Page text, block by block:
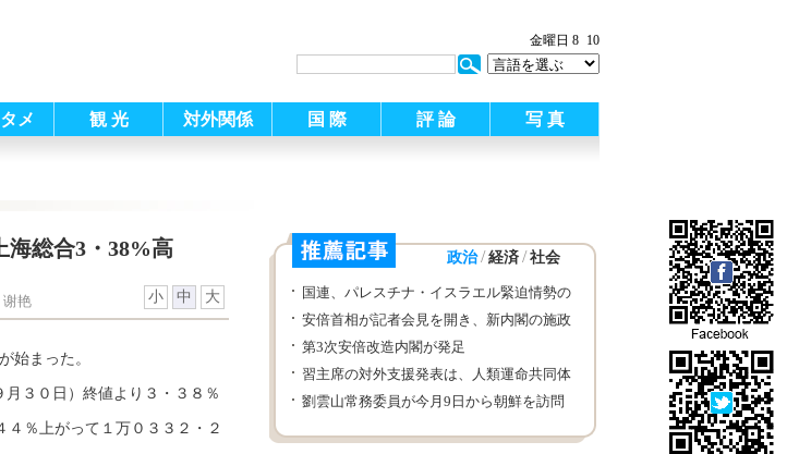
金曜日 8 10
メ 観 光 対外関係 国 際 評 論 写 真
総合3・38%高
谢艳 小 中 大
始まった。
３０日）終値より３・３８％
％上がって１万０３３２・２
政治 / 経済 / 社会
国連、パレスチナ・イスラエル緊迫情勢の
悪化に危惧
安倍首相が記者会見を開き、新内閣の施政
方針を発表
第3次安倍改造内閣が発足
習主席の対外支援発表は、人類運命共同体
理念の体現
劉雲山常務委員が今月9日から朝鮮を訪問